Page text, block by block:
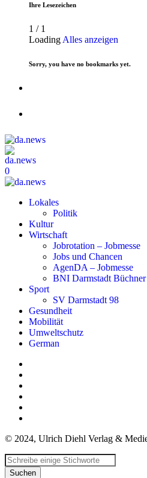
Ihre Lesezeichen
1 / 1
Loading Alles anzeigen
Sorry, you have no bookmarks yet.
0
Lokales
Politik
Kultur
Wirtschaft
Jobrotation – Jobmesse
Jobs und Chancen
AgenDA – Jobmesse
BNI Darmstadt Büchner
Sport
SV Darmstadt 98
Gesundheit
Mobilität
Umweltschutz
German
© 2024, Ulrich Diehl Verlag &
Suchen